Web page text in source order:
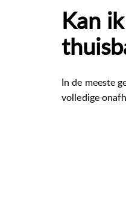
Kan
In de meeste
volledige